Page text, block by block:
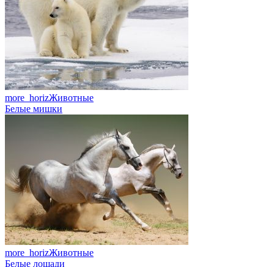
more_horizЖивотные
Белые мишки
more_horizЖивотные
Белые лошади